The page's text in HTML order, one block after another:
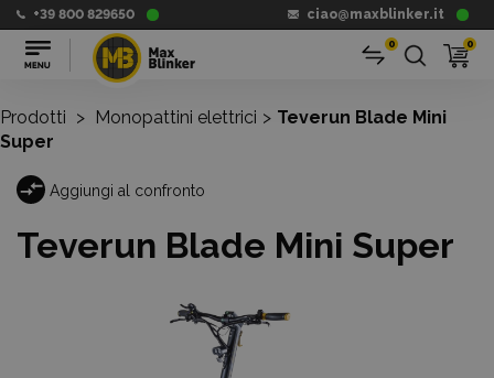
+39 800 829650 ciao@maxblinker.it
0 0
Prodotti > Monopattini elettrici > Teverun Blade Mini
Super
Aggiungi al confronto
Teverun Blade Mini Super